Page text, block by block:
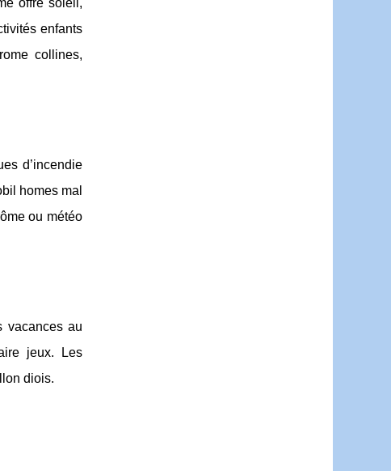
enfants
collines,
d’incendie
homes mal
ou météo
vacances au
jeux. Les
diois.